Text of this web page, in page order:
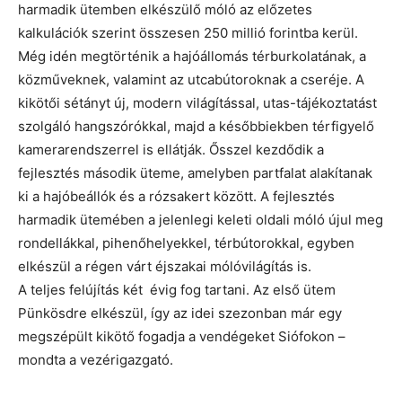
harmadik ütemben elkészülő móló az előzetes
kalkulációk szerint összesen 250 millió forintba kerül.
Még idén megtörténik a hajóállomás térburkolatának, a
közműveknek, valamint az utcabútoroknak a cseréje. A
kikötői sétányt új, modern világítással, utas-tájékoztatást
szolgáló hangszórókkal, majd a későbbiekben térfigyelő
kamerarendszerrel is ellátják. Ősszel kezdődik a
fejlesztés második üteme, amelyben partfalat alakítanak
ki a hajóbeállók és a rózsakert között. A fejlesztés
harmadik ütemében a jelenlegi keleti oldali móló újul meg
rondellákkal, pihenőhelyekkel, térbútorokkal, egyben
elkészül a régen várt éjszakai mólóvilágítás is.
A teljes felújítás két évig fog tartani. Az első ütem
Pünkösdre elkészül, így az idei szezonban már egy
megszépült kikötő fogadja a vendégeket Siófokon –
mondta a vezérigazgató.